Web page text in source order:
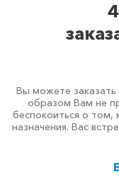
Вы можете
образом Вам не
беспокоиться о том,
назначения. Вас